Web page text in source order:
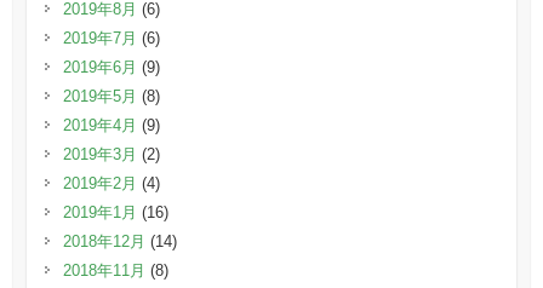
2019年8月 (6)
2019年7月 (6)
2019年6月 (9)
2019年5月 (8)
2019年4月 (9)
2019年3月 (2)
2019年2月 (4)
2019年1月 (16)
2018年12月 (14)
2018年11月 (8)